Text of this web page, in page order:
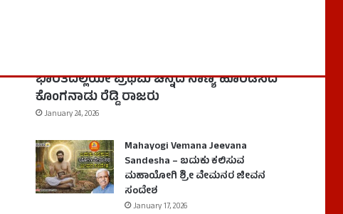
ಭಾರತದಲ್ಲಿಯೇ ಪ್ರಥಮ ಚಿನ್ನದ ನಾಣ್ಯ ಹೊರಡಿಸಿದ
ಕೊಂಗನಾಡು ರೆಡ್ಡಿ ರಾಜರು
January 24, 2026
Mahayogi Vemana Jeevana
Sandesha – ಬದುಕು ಕಲಿಸುವ
ಮಹಾಯೋಗಿ ಶ್ರೀ ವೇಮನರ ಜೀವನ
ಸಂದೇಶ
January 17, 2026